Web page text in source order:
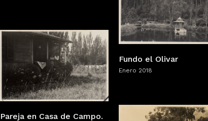
Fundo el Olivar
Enero 2018
Pareja en Casa de Campo.